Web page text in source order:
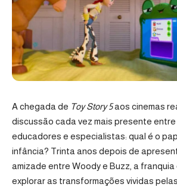
A chegada de Toy Story 5aos cinemas
discussão cada vez mais presente
educadores e especialistas: qual é o
infância? Trinta anos depois de
amizade entre Woody e Buzz, a
explorar as transformações vividas